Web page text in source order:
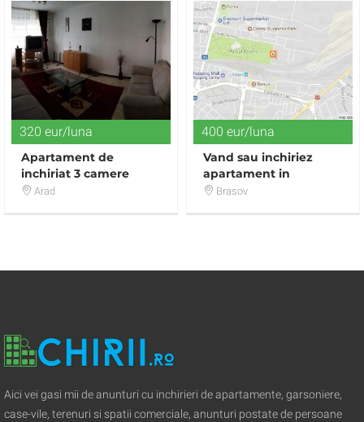
320 eur/luna
Apartament de
inchiriat 3 camere
Arad
400 eur/luna
Vand sau inchiriez
apartament in
complex Coresi
Brasov
Aici vei gasi mii de anunturi cu inchirieri de apartamente, garsoniere,
case-vile, terenuri si spatii comerciale, anunturi postate de persoane